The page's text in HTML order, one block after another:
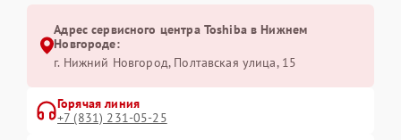
Адрес сервисного центра Toshiba в Нижнем
Новгороде:
г. Нижний Новгород, Полтавская улица, 15
Горячая линия
+7 (831) 231-05-25